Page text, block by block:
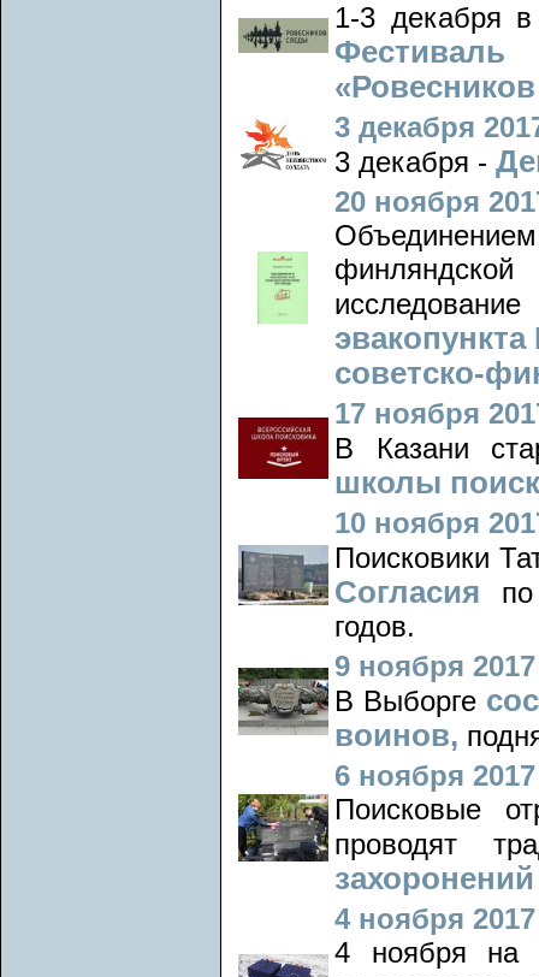
1-3 декабря
3 декабря
3 декабря -
20 ноября
советско-
17 ноября
В Казани
школы
10 ноября
Поисковики
Согласия
годов.
9 ноября 2017
В Выборге
воинов,
6 ноября 2017
Поисковые
проводят
4 ноября 2017
4 ноября на